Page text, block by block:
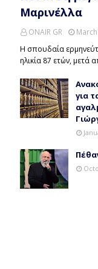
Μαρινέλλα
ONAIR GR
Η σπουδαία
ηλικία 87 ετών, μετά
για